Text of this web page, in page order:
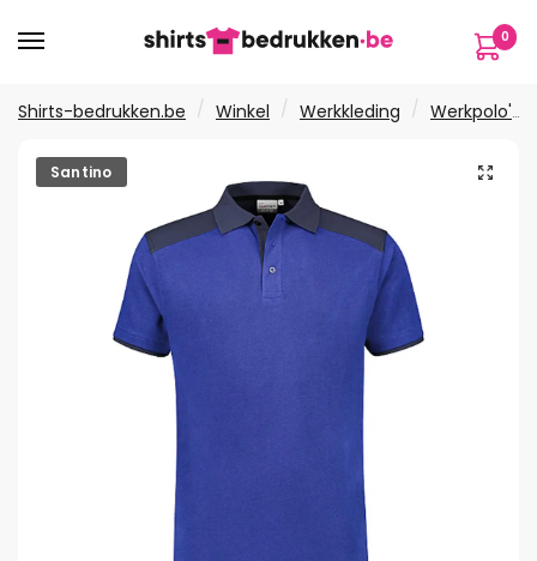
naar
naar
inhoud
0
Shirts-bedrukken.be / Winkel / Werkkleding / Werkpolo's
🔍
Santino